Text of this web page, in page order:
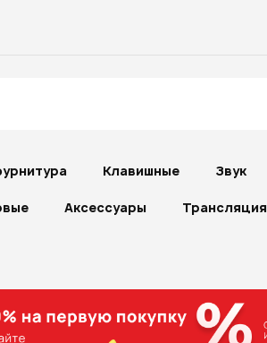
Клавишные Звук
Аксессуары Трансляция